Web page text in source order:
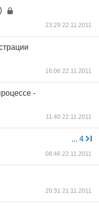
23:29 22.11.2011
16:06 22.11.2011
-
11:40 22.11.2011
... 4
08:46 22.11.2011
20:31 21.11.2011